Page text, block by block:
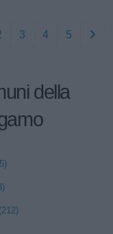
3 4 5
della